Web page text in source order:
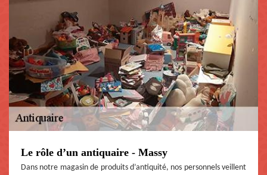
Le rôle d’un antiquaire - Massy
Dans notre magasin de produits d’antiquité, nos personnels veillent